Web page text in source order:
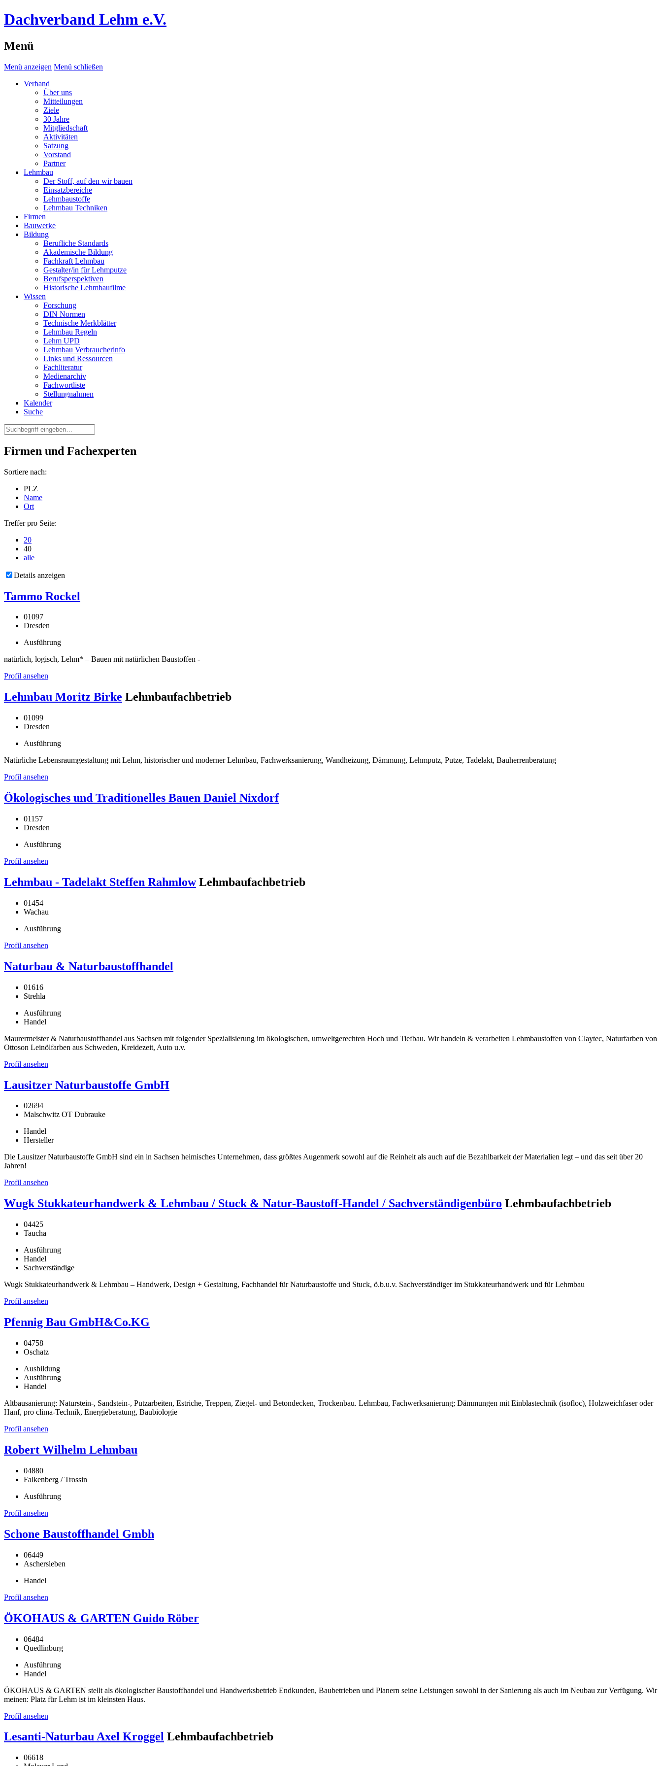
Dachverband Lehm e.V.
Menü
Menü anzeigen Menü schließen
Verband
Über uns
Mitteilungen
Ziele
30 Jahre
Mitgliedschaft
Aktivitäten
Satzung
Vorstand
Partner
Lehmbau
Der Stoff, auf den wir bauen
Einsatzbereiche
Lehmbaustoffe
Lehmbau Techniken
Firmen
Bauwerke
Bildung
Berufliche Standards
Akademische Bildung
Fachkraft Lehmbau
Gestalter/in für Lehmputze
Berufsperspektiven
Historische Lehmbaufilme
Wissen
Forschung
DIN Normen
Technische Merkblätter
Lehmbau Regeln
Lehm UPD
Lehmbau Verbraucherinfo
Links und Ressourcen
Fachliteratur
Medienarchiv
Fachwortliste
Stellungnahmen
Kalender
Suche
Firmen und Fachexperten
Sortiere nach:
PLZ
Name
Ort
Treffer pro Seite:
20
40
alle
Details anzeigen
Tammo Rockel
01097
Dresden
Ausführung
natürlich, logisch, Lehm* – Bauen mit natürlichen Baustoffen -
Profil ansehen
Lehmbau Moritz Birke Lehmbaufachbetrieb
01099
Dresden
Ausführung
Natürliche Lebensraumgestaltung mit Lehm, historischer und moderner Lehmbau, Fachwerksanierung, Wandheizung, Dämmung, Lehmputz, Putze, Tadelakt, Bauherrenberatung
Profil ansehen
Ökologisches und Traditionelles Bauen Daniel Nixdorf
01157
Dresden
Ausführung
Profil ansehen
Lehmbau - Tadelakt Steffen Rahmlow Lehmbaufachbetrieb
01454
Wachau
Ausführung
Profil ansehen
Naturbau & Naturbaustoffhandel
01616
Strehla
Ausführung
Handel
Maurermeister & Naturbaustoffhandel aus Sachsen mit folgender Spezialisierung im ökologischen, umweltgerechten Hoch und Tiefbau. Wir handeln & verarbeiten Lehmbaustoffen von Claytec, Naturfarben von
Ottoson Leinölfarben aus Schweden, Kreidezeit, Auto u.v.
Profil ansehen
Lausitzer Naturbaustoffe GmbH
02694
Malschwitz OT Dubrauke
Handel
Hersteller
Die Lausitzer Naturbaustoffe GmbH sind ein in Sachsen heimisches Unternehmen, dass größtes Augenmerk sowohl auf die Reinheit als auch auf die Bezahlbarkeit der Materialien legt – und das seit über 20
Jahren!
Profil ansehen
Wugk Stukkateurhandwerk & Lehmbau / Stuck & Natur-Baustoff-Handel / Sachverständigenbüro Lehmbaufachbetrieb
04425
Taucha
Ausführung
Handel
Sachverständige
Wugk Stukkateurhandwerk & Lehmbau – Handwerk, Design + Gestaltung, Fachhandel für Naturbaustoffe und Stuck, ö.b.u.v. Sachverständiger im Stukkateurhandwerk und für Lehmbau
Profil ansehen
Pfennig Bau GmbH&Co.KG
04758
Oschatz
Ausbildung
Ausführung
Handel
Altbausanierung: Naturstein-, Sandstein-, Putzarbeiten, Estriche, Treppen, Ziegel- und Betondecken, Trockenbau. Lehmbau, Fachwerksanierung; Dämmungen mit Einblastechnik (isofloc), Holzweichfaser oder
Hanf, pro clima-Technik, Energieberatung, Baubiologie
Profil ansehen
Robert Wilhelm Lehmbau
04880
Falkenberg / Trossin
Ausführung
Profil ansehen
Schone Baustoffhandel Gmbh
06449
Aschersleben
Handel
Profil ansehen
ÖKOHAUS & GARTEN Guido Röber
06484
Quedlinburg
Ausführung
Handel
ÖKOHAUS & GARTEN stellt als ökologischer Baustoffhandel und Handwerksbetrieb Endkunden, Baubetrieben und Planern seine Leistungen sowohl in der Sanierung als auch im Neubau zur Verfügung. Wir
meinen: Platz für Lehm ist im kleinsten Haus.
Profil ansehen
Lesanti-Naturbau Axel Kroggel Lehmbaufachbetrieb
06618